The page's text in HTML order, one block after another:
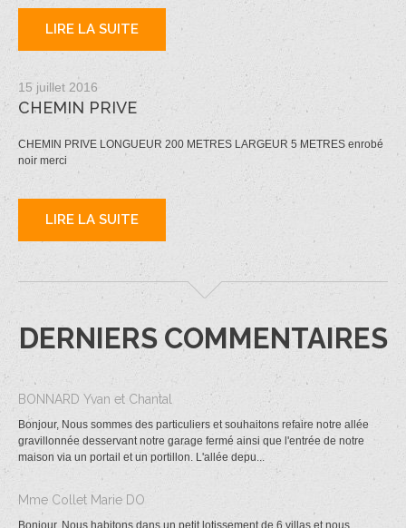
LIRE LA SUITE
15 juillet 2016
CHEMIN PRIVE
CHEMIN PRIVE LONGUEUR 200 METRES LARGEUR 5 METRES enrobé
noir merci
LIRE LA SUITE
DERNIERS COMMENTAIRES
BONNARD Yvan et Chantal
Bonjour, Nous sommes des particuliers et souhaitons refaire notre allée
gravillonnée desservant notre garage fermé ainsi que l'entrée de notre
maison via un portail et un portillon. L'allée depu...
Mme Collet Marie DO
Bonjour, Nous habitons dans un petit lotissement de 6 villas et nous